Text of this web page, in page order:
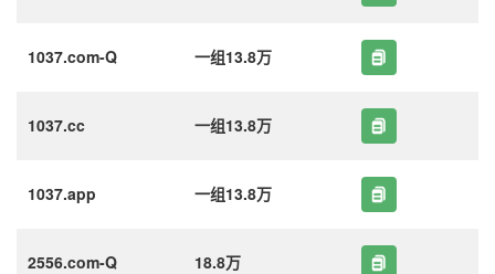
1037.com-Q 一组13.8万
1037.cc 一组13.8万
1037.app 一组13.8万
2556.com-Q 18.8万